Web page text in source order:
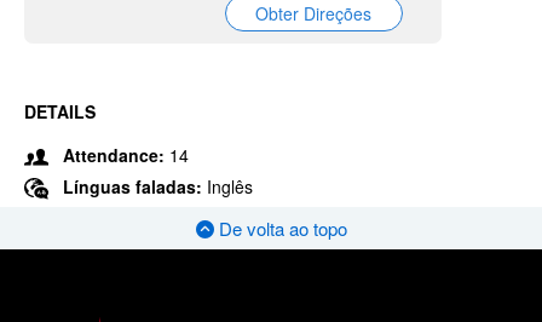
Obter Direções
DETAILS
Attendance: 14
Línguas faladas: Inglês
De volta ao topo